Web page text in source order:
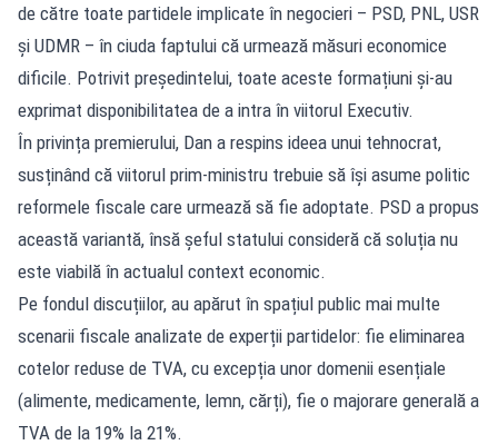
de către toate partidele implicate în negocieri – PSD, PNL, USR
și UDMR – în ciuda faptului că urmează măsuri economice
dificile. Potrivit președintelui, toate aceste formațiuni și-au
exprimat disponibilitatea de a intra în viitorul Executiv.
În privința premierului, Dan a respins ideea unui tehnocrat,
susținând că viitorul prim-ministru trebuie să își asume politic
reformele fiscale care urmează să fie adoptate. PSD a propus
această variantă, însă șeful statului consideră că soluția nu
este viabilă în actualul context economic.
Pe fondul discuțiilor, au apărut în spațiul public mai multe
scenarii fiscale analizate de experții partidelor: fie eliminarea
cotelor reduse de TVA, cu excepția unor domenii esențiale
(alimente, medicamente, lemn, cărți), fie o majorare generală a
TVA de la 19% la 21%.